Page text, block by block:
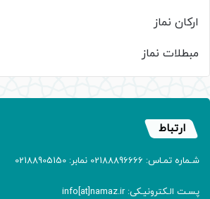
ارکان نماز
مبطلات نماز
ارتباط
شـماره تمـاس: 02188896666 نمابر: 02188905150
پسـت الـکترونیـکی: info[at]namaz.ir